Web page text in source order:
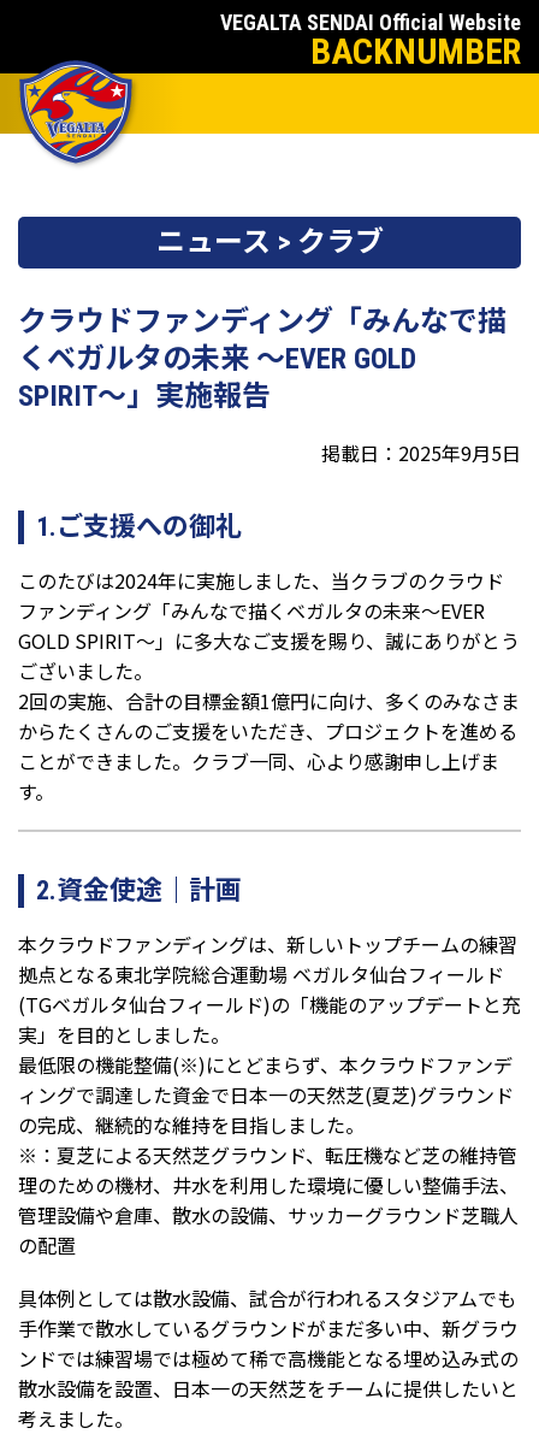
VEGALTA SENDAI Official Website
BACKNUMBER
ニュース > クラブ
クラウドファンディング「みんなで描
くベガルタの未来 〜EVER GOLD
SPIRIT〜」実施報告
掲載日：2025年9月5日
1.ご支援への御礼
このたびは2024年に実施しました、当クラブのクラウド
ファンディング「みんなで描くベガルタの未来～EVER
GOLD SPIRIT～」に多大なご支援を賜り、誠にありがとう
ございました。
2回の実施、合計の目標金額1億円に向け、多くのみなさま
からたくさんのご支援をいただき、プロジェクトを進める
ことができました。クラブ一同、心より感謝申し上げま
す。
2.資金使途｜計画
本クラウドファンディングは、新しいトップチームの練習
拠点となる東北学院総合運動場 ベガルタ仙台フィールド
(TGベガルタ仙台フィールド)の「機能のアップデートと充
実」を目的としました。
最低限の機能整備(※)にとどまらず、本クラウドファンデ
ィングで調達した資金で日本一の天然芝(夏芝)グラウンド
の完成、継続的な維持を目指しました。
※：夏芝による天然芝グラウンド、転圧機など芝の維持管
理のための機材、井水を利用した環境に優しい整備手法、
管理設備や倉庫、散水の設備、サッカーグラウンド芝職人
の配置
具体例としては散水設備、試合が行われるスタジアムでも
手作業で散水しているグラウンドがまだ多い中、新グラウ
ンドでは練習場では極めて稀で高機能となる埋め込み式の
散水設備を設置、日本一の天然芝をチームに提供したいと
考えました。